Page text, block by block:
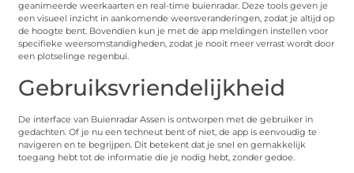
geanimeerde weerkaarten en real-time buienradar. Deze tools geven je
een visueel inzicht in aankomende weersveranderingen, zodat je altijd op
de hoogte bent. Bovendien kun je met de app meldingen instellen voor
specifieke weersomstandigheden, zodat je nooit meer verrast wordt door
een plotselinge regenbui.
Gebruiksvriendelijkheid
De interface van Buienradar Assen is ontworpen met de gebruiker in
gedachten. Of je nu een techneut bent of niet, de app is eenvoudig te
navigeren en te begrijpen. Dit betekent dat je snel en gemakkelijk
toegang hebt tot de informatie die je nodig hebt, zonder gedoe.